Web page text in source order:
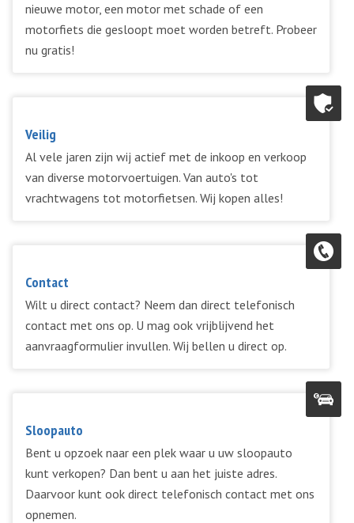
nieuwe motor, een motor met schade of een
motorfiets die gesloopt moet worden betreft. Probeer
nu gratis!
Veilig
Al vele jaren zijn wij actief met de inkoop en verkoop
van diverse motorvoertuigen. Van auto's tot
vrachtwagens tot motorfietsen. Wij kopen alles!
Contact
Wilt u direct contact? Neem dan direct telefonisch
contact met ons op. U mag ook vrijblijvend het
aanvraagformulier invullen. Wij bellen u direct op.
Sloopauto
Bent u opzoek naar een plek waar u uw sloopauto
kunt verkopen? Dan bent u aan het juiste adres.
Daarvoor kunt ook direct telefonisch contact met ons
opnemen.